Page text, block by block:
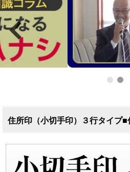
住所印（小切手印）３行タイプ■